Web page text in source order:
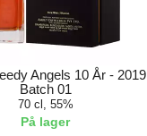
Angels 10 År - 2019
Batch 01
70 cl, 55%
På lager